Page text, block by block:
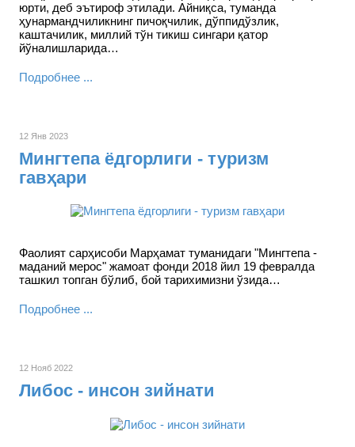
юрти, деб эътироф этилади. Айниқса, туманда
ҳунармандчиликнинг пичоқчилик, дўппидўзлик,
каштачилик, миллий тўн тикиш сингари қатор
йўналишларида…
Подробнее ...
12 Янв 2023
Мингтепа ёдгорлиги - туризм
гавҳари
Фаолият сарҳисоби Марҳамат туманидаги "Мингтепа -
маданий мерос" жамоат фонди 2018 йил 19 февралда
ташкил топган бўлиб, бой тарихимизни ўзида…
Подробнее ...
12 Нояб 2022
Либос - инсон зийнати